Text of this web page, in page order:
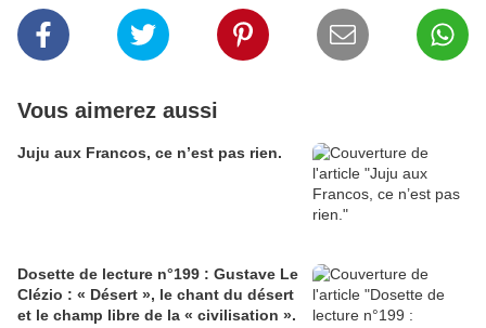
Vous aimerez aussi
Juju aux Francos, ce n’est pas rien.
Dosette de lecture n°199 : Gustave Le
Clézio : « Désert », le chant du désert
et le champ libre de la « civilisation ».